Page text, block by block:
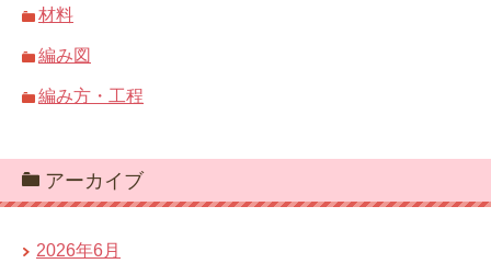
材料
編み図
編み方・工程
アーカイブ
2026年6月